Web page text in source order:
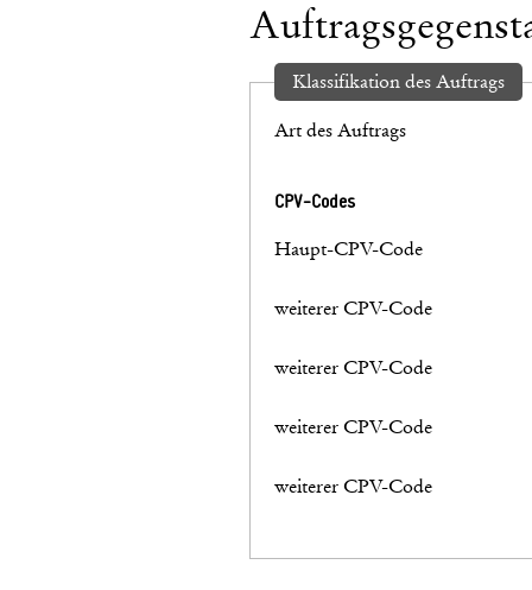
Klassifikation des Auftrags
Art des Auftrags
CPV-Codes
Haupt-CPV-Code
weiterer CPV-Code
weiterer CPV-Code
weiterer CPV-Code
weiterer CPV-Code